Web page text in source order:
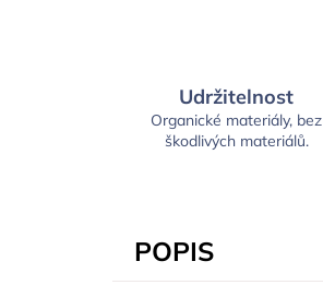
Udržitelnost
Organické materiály, bez
škodlivých materiálů.
POPIS